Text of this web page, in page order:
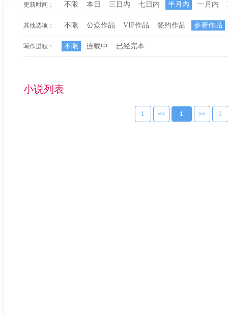
更新时间： 不限 本日 三日内 七日内 半月内 一月内
其他选项： 不限 公众作品 VIP作品 签约作品 参赛作品
写作进程： 不限 连载中 已经完本
小说列表
1 << 1 >> 1